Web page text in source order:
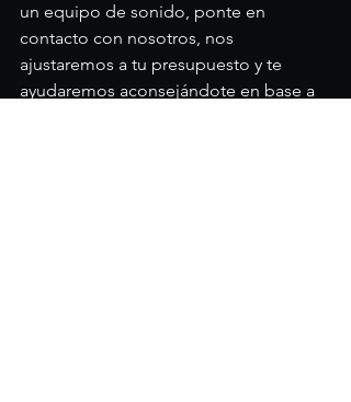
un equipo de sonido, ponte en
contacto con nosotros, nos
ajustaremos a tu presupuesto y te
ayudaremos aconsejándote en base a